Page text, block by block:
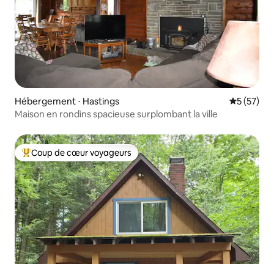
Hébergement ⋅ Hastings
5 (57)
Maison en rondins spacieuse surplombant la ville
Coups de cœur voyageurs les plus appréciés
Coup de cœur voyageurs